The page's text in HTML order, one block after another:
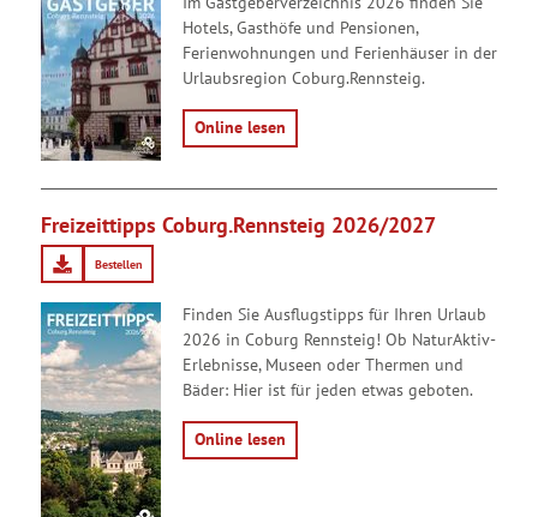
Hotels, Gasthöfe und Pensionen,
Ferienwohnungen und Ferienhäuser in der
Urlaubsregion Coburg.Rennsteig.
Online lesen
Freizeittipps Coburg.Rennsteig 2026/2027
Bestellen
Finden Sie Ausflugstipps für Ihren Urlaub
2026 in Coburg Rennsteig! Ob NaturAktiv-
Erlebnisse, Museen oder Thermen und
Bäder: Hier ist für jeden etwas geboten.
Online lesen